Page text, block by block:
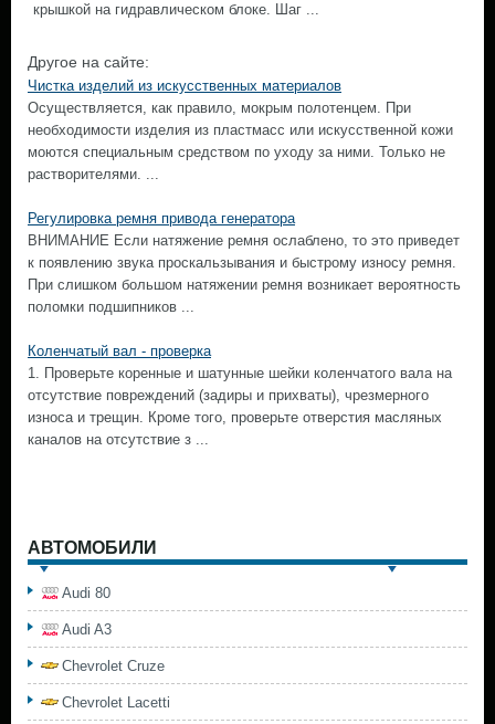
крышкой на гидравлическом блоке. Шаг ...
Другое на сайте:
Чистка изделий из искусственных материалов
Осуществляется, как правило, мокрым полотенцем. При
необходимости изделия из пластмасс или искусственной кожи
моются специальным средством по уходу за ними. Только не
растворителями. ...
Регулировка ремня привода генератора
ВНИМАНИЕ Если натяжение ремня ослаблено, то это приведет
к появлению звука проскальзывания и быстрому износу ремня.
При слишком большом натяжении ремня возникает вероятность
поломки подшипников ...
Коленчатый вал - проверка
1. Проверьте коренные и шатунные шейки коленчатого вала на
отсутствие повреждений (задиры и прихваты), чрезмерного
износа и трещин. Кроме того, проверьте отверстия масляных
каналов на отсутствие з ...
АВТОМОБИЛИ
Audi 80
Audi A3
Chevrolet Cruze
Chevrolet Lacetti